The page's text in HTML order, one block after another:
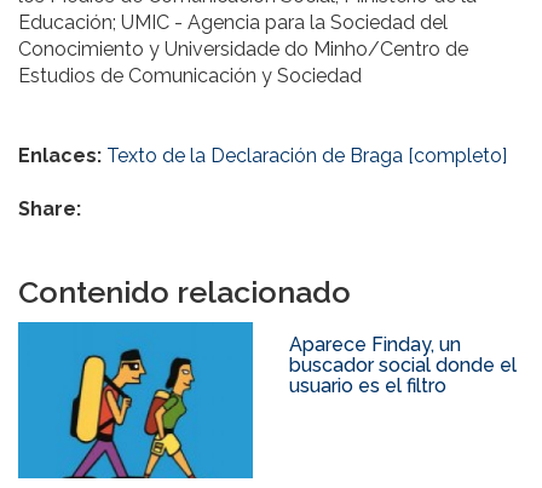
Educación; UMIC - Agencia para la Sociedad del
Conocimiento y Universidade do Minho/Centro de
Estudios de Comunicación y Sociedad
Enlaces: Texto de la Declaración de Braga [completo]
Share:
Contenido relacionado
Aparece Finday, un
buscador social donde el
usuario es el filtro